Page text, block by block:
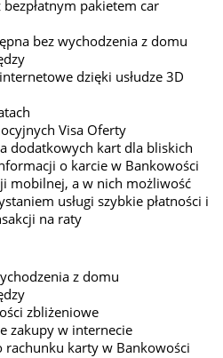
pakietem car
bez wychodzenia z domu
dzięki usłudze 3D
Visa Oferty
dodatkowych kart dla bliskich
o karcie w Bankowości
mobilnej, a w nich możliwość
usługi szybkie płatności i
na raty
z domu
zbliżeniowe
zakupy w internecie
karty w Bankowości